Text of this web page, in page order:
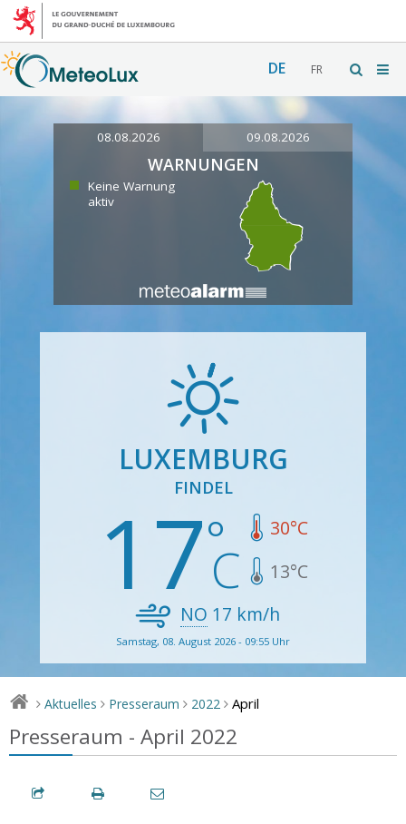
DE FR
08.08.2026 09.08.2026
WARNUNGEN
Keine Warnung
aktiv
LUXEMBURG
FINDEL
17 30°C
13°C
NO 17 km/h
Samstag, 08. August 2026 - 09:55 Uhr
> Aktuelles > Presseraum > 2022 > April
Presseraum - April 2022